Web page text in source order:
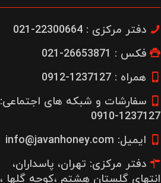
دفتر مرکزی : 22300664-021
فکس : 26653871-021
همراه : 1237127-0912
سفارشات و شبکه های اجتماعی:
1237127-0910
ایمیل: info@javanhoney.com
دفتر مرکزی: تهران، پاسداران،
انتهای گلستان هشتم ،کوچه گلها ،